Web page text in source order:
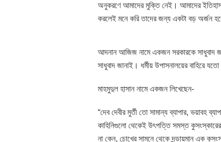
অনুকরণে আমাদের মুক্তি নেই। আমাদের
করলেই মনে করি তাদের জন্য একটা বড় অর্জন
আদনান আজিজ নামে একজন সরকারকে সাধুবাদ
সাধুবাদ জানাই। ধর্মীয় উপাসনালয়ের বাহিরে
মাহমুদুল হাসান নামে একজন লিখেছেন-
“দেব দেবীর মুর্তী তো সামান্য ব্যাপার, ভয়াবহ
কাহিনিগুলো থেকেই উৎপত্তি সমস্ত
না কেন, চোখের সামনে থেকে দন্ডায়মান এক